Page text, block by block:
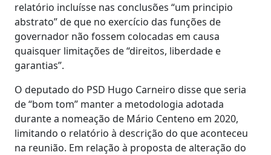
relatório incluísse nas conclusões “um principio
abstrato” de que no exercício das funções de
governador não fossem colocadas em causa
quaisquer limitações de “direitos, liberdade e
garantias”.
O deputado do PSD Hugo Carneiro disse que seria
de “bom tom” manter a metodologia adotada
durante a nomeação de Mário Centeno em 2020,
limitando o relatório à descrição do que aconteceu
na reunião. Em relação à proposta de alteração do